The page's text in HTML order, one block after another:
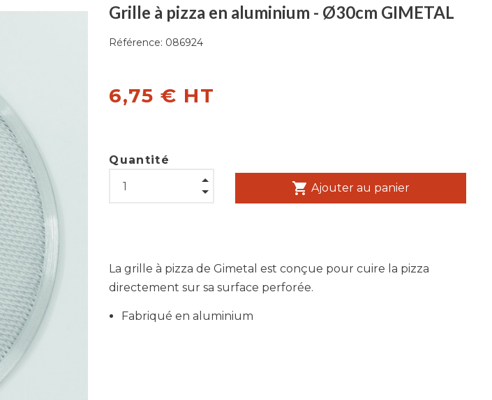
Grille à pizza en aluminium - Ø30cm GIMETAL
Référence: 086924
6,75 € HT
Quantité
shopping_cart Ajouter au panier
La grille à pizza de Gimetal est conçue pour cuire la pizza
directement sur sa surface perforée.
Fabriqué en aluminium